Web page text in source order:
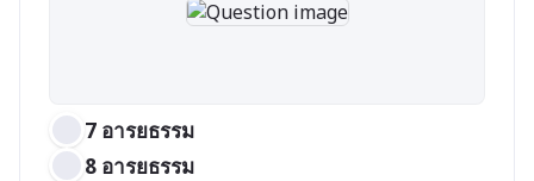
7 อารยธรรม
8 อารยธรรม